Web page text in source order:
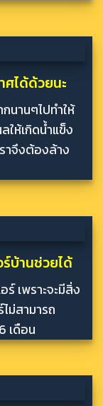
ศได้ด้วยนะ
นานๆไปทำให้
ให้เกิดน้ำแข็ง
าจึงต้องล้าง
บ้านช่วยได้
เพราะจะมีสิ่ง
ม่สามารถ
เดือน